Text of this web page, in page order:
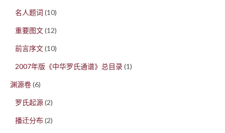
名人题词 (10)
重要图文(12)
前言序文(10)
2007年版《中华罗氏通谱》总目录(1)
渊源卷(6)
罗氏起源(2)
播迁分布(2)